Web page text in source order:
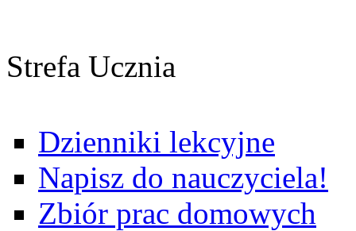
Strefa Ucznia
Dzienniki lekcyjne
Napisz do nauczyciela!
Zbiór prac domowych